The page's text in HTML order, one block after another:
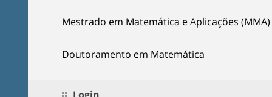
Mestrado em Matemática e Aplicações (MMA)
Doutoramento em Matemática
Login